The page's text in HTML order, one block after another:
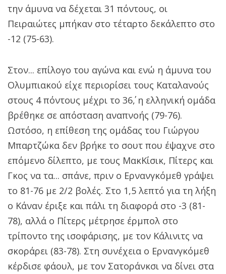
την άμυνα να δέχεται 31 πόντους, οι
Πειραιώτες μπήκαν στο τέταρτο δεκάλεπτο στο
-12 (75-63).
Στον... επίλογο του αγώνα και ενώ η άμυνα του
Ολυμπιακού είχε περιορίσει τους Καταλανούς
στους 4 πόντους μέχρι το 36΄, η ελληνική ομάδα
βρέθηκε σε απόσταση αναπνοής (79-76).
Ωστόσο, η επίθεση της ομάδας του Γιώργου
Μπαρτζώκα δεν βρήκε το σουτ που έψαχνε στο
επόμενο δίλεπτο, με τους ΜακΚίσικ, Πίτερς και
Γκος να τα... σπάνε, πριν ο Ερνανγκόμεθ γράψει
το 81-76 με 2/2 βολές. Στο 1,5 λεπτό για τη λήξη
ο Κάναν έριξε και πάλι τη διαφορά στο -3 (81-
78), αλλά ο Πίτερς μέτρησε έρμπολ στο
τρίποντο της ισοφάρισης, με τον Κάλινιτς να
σκοράρει (83-78). Στη συνέχεια ο Ερνανγκόμεθ
κέρδισε φάουλ, με τον Σατοράνκσι να δίνει στα